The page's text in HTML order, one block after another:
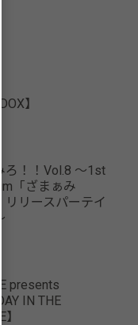
】
ろ！！Vol.8 ～1st
「ざまぁみ
リリースパーテイ
presents
IN THE